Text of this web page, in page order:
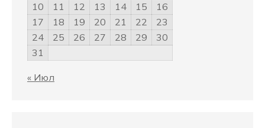
10
11 12 13 14 15
16
17
18 19 20 21 22
23
24
25 26 27 28 29
30
31
« Июл